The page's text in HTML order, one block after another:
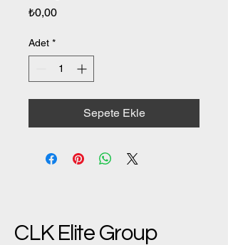
₺0,00Fiyat
Adet *
Sepete Ekle
CLK Elite Group